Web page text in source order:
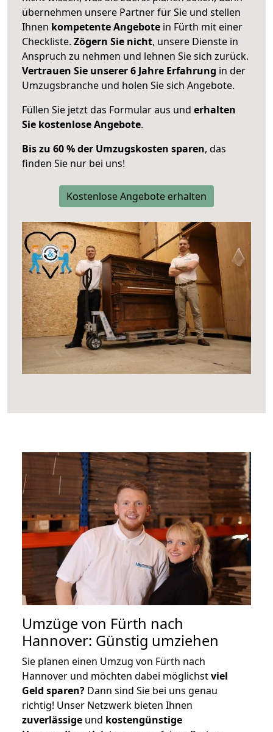
übernehmen unsere Partner für Sie und stellen
Ihnen kompetente Angebote in Fürth mit einer
Checkliste. Zögern Sie nicht, unsere Dienste in
Anspruch zu nehmen und lehnen Sie sich zurück.
Vertrauen Sie unserer 6 Jahre Erfahrung in der
Umzugsbranche und holen Sie sich Angebote.
Füllen Sie jetzt das Formular aus und erhalten
Sie kostenlose Angebote.
Bis zu 60 % der Umzugskosten sparen, das
finden Sie nur bei uns!
Kostenlose Angebote erhalten
Umzüge von Fürth nach
Hannover: Günstig umziehen
Sie planen einen Umzug von Fürth nach
Hannover und möchten dabei möglichstviel
Geld sparen? Dann sind Sie bei uns genau
richtig! Unser Netzwerk bieten Ihnen
zuverlässige und kostengünstige